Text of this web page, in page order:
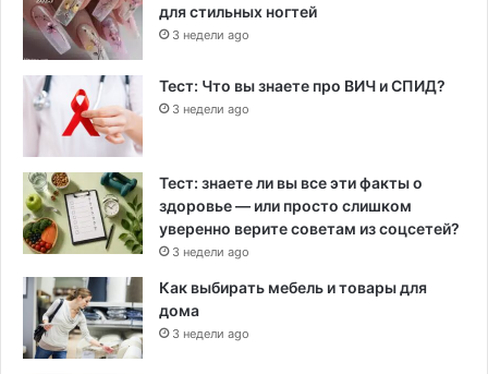
для стильных ногтей
3 недели ago
Тест: Что вы знаете про ВИЧ и СПИД?
3 недели ago
Тест: знаете ли вы все эти факты о
здоровье — или просто слишком
уверенно верите советам из соцсетей?
3 недели ago
Как выбирать мебель и товары для
дома
3 недели ago